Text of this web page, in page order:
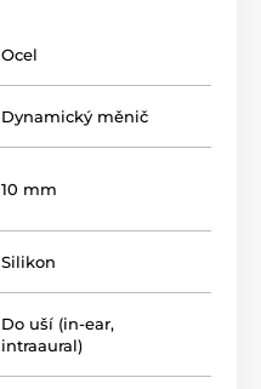
Ocel
Dynamický měnič
10 mm
Silikon
Do uší (in-ear,
intraaural)